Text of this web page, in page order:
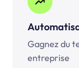
Gagnez du
entreprise